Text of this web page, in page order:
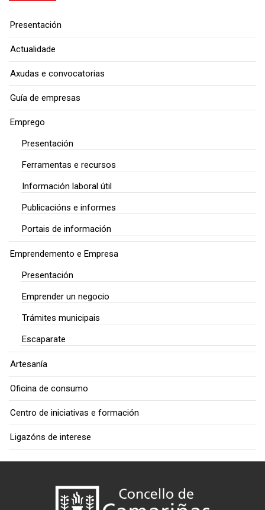
Presentación
Actualidade
Axudas e convocatorias
Guía de empresas
Emprego
Presentación
Ferramentas e recursos
Información laboral útil
Publicacións e informes
Portais de información
Emprendemento e Empresa
Presentación
Emprender un negocio
Trámites municipais
Escaparate
Artesanía
Oficina de consumo
Centro de iniciativas e formación
Ligazóns de interese